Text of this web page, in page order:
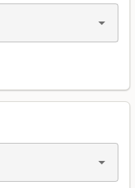
arrow_drop_down
arrow_drop_down